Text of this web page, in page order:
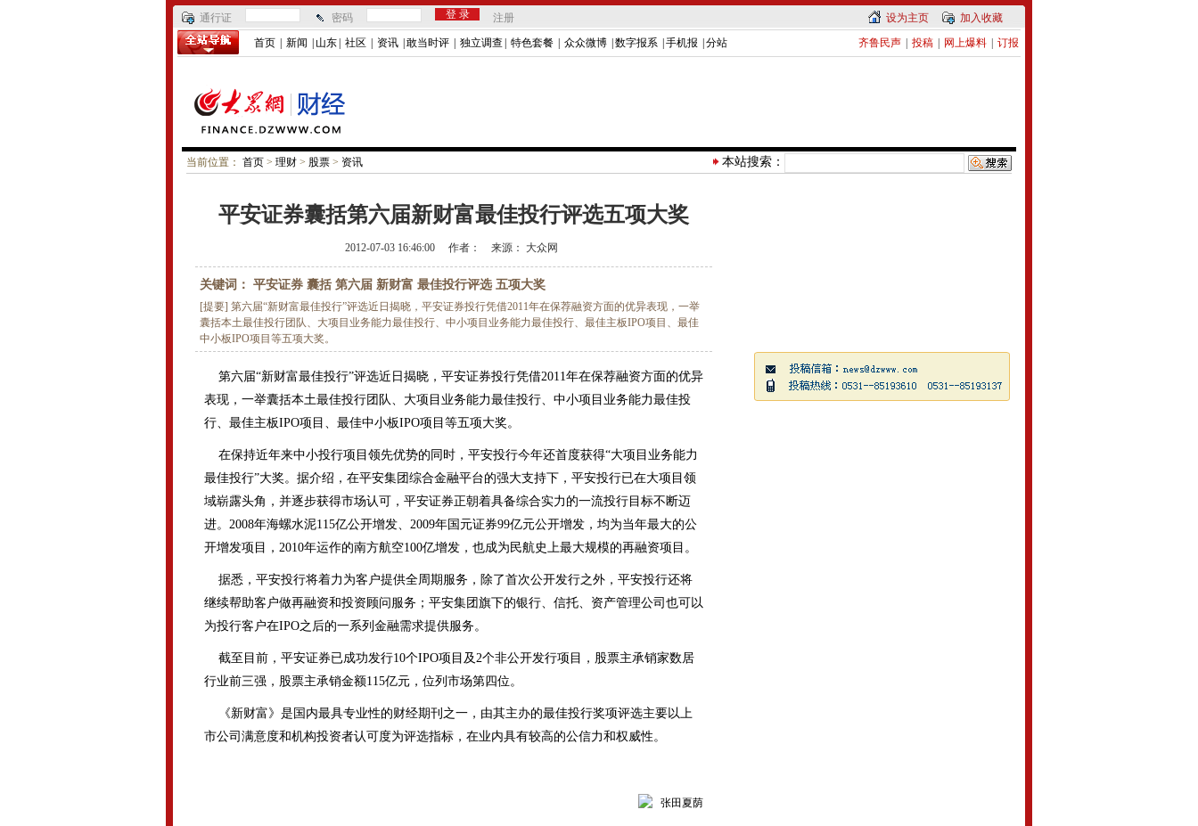
通行证 密码 注册 加入收藏
设为主页
首页
新闻 山东 社区 资讯 敢当时评 独立调查 特色套餐 众众微博 数字报系 手机报 分站 齐鲁民声 投稿 网上爆料 订报
当前位置： 首页 > 理财 > 股票 > 资讯 本站搜索：
平安证券囊括第六届新财富最佳投行评选五项大奖
2012-07-03 16:46:00 作者： 来源： 大众网
关键词： 平安证券 囊括 第六届 新财富 最佳投行评选 五项大奖
[提要] 第六届“新财富最佳投行”评选近日揭晓，平安证券投行凭借2011年在保荐融资方面的优异表现，一举
囊括本土最佳投行团队、大项目业务能力最佳投行、中小项目业务能力最佳投行、最佳主板IPO项目、最佳
中小板IPO项目等五项大奖。
第六届“新财富最佳投行”评选近日揭晓，平安证券投行凭借2011年在保荐融资方面的优异
表现，一举囊括本土最佳投行团队、大项目业务能力最佳投行、中小项目业务能力最佳投
行、最佳主板IPO项目、最佳中小板IPO项目等五项大奖。
在保持近年来中小投行项目领先优势的同时，平安投行今年还首度获得“大项目业务能力
最佳投行”大奖。据介绍，在平安集团综合金融平台的强大支持下，平安投行已在大项目领
域崭露头角，并逐步获得市场认可，平安证券正朝着具备综合实力的一流投行目标不断迈
进。2008年海螺水泥115亿公开增发、2009年国元证券99亿元公开增发，均为当年最大的公
开增发项目，2010年运作的南方航空100亿增发，也成为民航史上最大规模的再融资项目。
据悉，平安投行将着力为客户提供全周期服务，除了首次公开发行之外，平安投行还将
继续帮助客户做再融资和投资顾问服务；平安集团旗下的银行、信托、资产管理公司也可以
为投行客户在IPO之后的一系列金融需求提供服务。
截至目前，平安证券已成功发行10个IPO项目及2个非公开发行项目，股票主承销家数居
行业前三强，股票主承销金额115亿元，位列市场第四位。
《新财富》是国内最具专业性的财经期刊之一，由其主办的最佳投行奖项评选主要以上
市公司满意度和机构投资者认可度为评选指标，在业内具有较高的公信力和权威性。
张田夏荫